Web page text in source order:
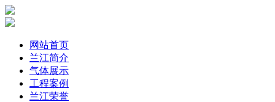
网站首页
兰江简介
气体展示
工程案例
兰江荣誉